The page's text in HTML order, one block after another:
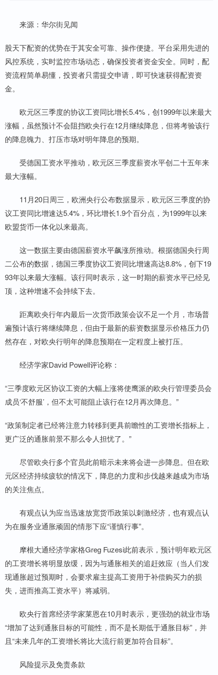
来源：华尔街见闻
股天下配资的优势在于其安全可靠、操作便捷。平台采用先进的
风控系统，实时监控市场动态，确保投资者资金安全。同时，配
资流程简单易懂，投资者只需提交申请，即可快速获得配资资
金。
欧元区三季度的协议工资同比增长5.4%，创1999年以来最大
涨幅，虽然预计不会阻挡欧央行在12月继续降息，但将考验该行
的降息魄力、打压市场对明年降息的预期。
受德国工资水平推动，欧元区三季度薪资水平创二十五年来
最大涨幅。
11月20日周三，欧洲央行公布数据显示，欧元区三季度的协
议工资同比增速达5.4%，环比增长1.9个百分点，为1999年以来
欧盟货币一体化以来最高。
这一数据主要由德国薪资水平飙涨所推动。根据德国央行周
二公布的数据，德国三季度协议工资同比增速高达8.8%，创下19
93年以来最大涨幅。该行同时表示，这一时期的薪资水平已经见
顶，这种增速不会持续下去。
距离欧央行年内最后一次货币政策会议不足一个月，市场普
遍预计该行将继续降息，但由于最新的薪资数据显示价格压力仍
然存在，对欧央行明年的降息预期在一定程度上被打压。
经济学家David Powell评论称：
“三季度欧元区协议工资的大幅上涨将使鹰派的欧央行管理委员会
成员‘不舒服’，但不太可能阻止该行在12月再次降息。”
“政策制定者已经将注意力转移到更具前瞻性的工资增长指标上，
更广泛的通胀前景不那么令人担忧了。”
尽管欧央行多个官员此前暗示未来将会进一步降息。但在欧
元区经济持续疲软的情况下，降息的力度和步伐越来越成为市场
的关注焦点。
有观点认为应当迅速放宽货币政策以刺激经济，也有观点认
为在服务业通胀顽固的情形下应“谨慎行事”。
摩根大通经济学家格Greg Fuzesi此前表示，预计明年欧元区
的工资增长将明显放缓，因为与通胀相关的追赶效应（当人们发
现通胀超过预期时，会要求雇主提高工资用于补偿购买力的损
失，进而推高工资水平）将减弱。
欧央行首席经济学家莱恩在10月时表示，更强劲的就业市场
“增加了达到通胀目标的可能性，而不是长期低于通胀目标”，并
且“未来几年的工资增长将比大流行前更加符合目标”。
风险提示及免责条款